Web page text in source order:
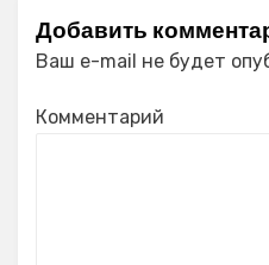
Добавить
Ваш e-mail не будет
Комментарий